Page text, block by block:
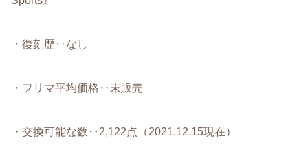
・復刻歴‥なし
・フリマ平均価格‥未販売
・交換可能な数‥2,122点（2021.12.15現在）